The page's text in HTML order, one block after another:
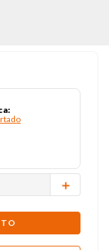
:
＋